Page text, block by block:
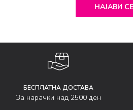
НАЈАВИ СЕ
БЕСПЛАТНА ДОСТАВА
За нарачки над 2500 ден